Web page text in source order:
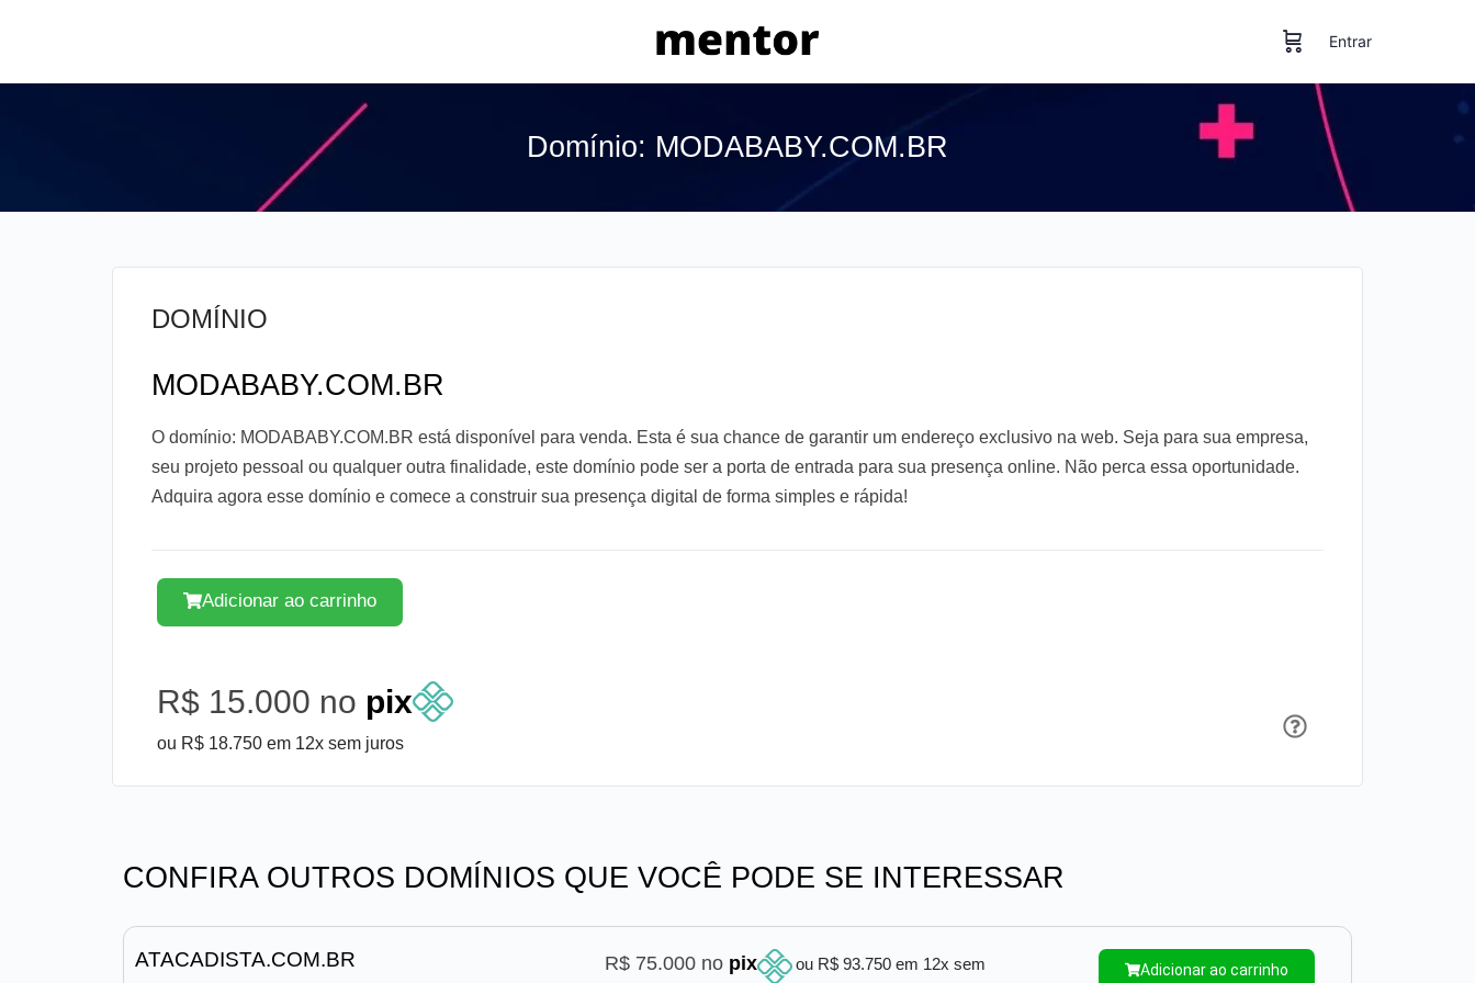
Entrar
Domínio: MODABABY.COM.BR
DOMÍNIO
MODABABY.COM.BR
O domínio: MODABABY.COM.BR está disponível para venda. Esta é sua chance de garantir um endereço exclusivo na web. Seja para sua empresa,
seu projeto pessoal ou qualquer outra finalidade, este domínio pode ser a porta de entrada para sua presença online. Não perca essa oportunidade.
Adquira agora esse domínio e comece a construir sua presença digital de forma simples e rápida!
Adicionar ao carrinho
R$ 15.000 no pix
ou R$ 18.750 em 12x sem juros
CONFIRA OUTROS DOMÍNIOS QUE VOCÊ PODE SE INTERESSAR
ATACADISTA.COM.BR R$ 75.000 no pix
ou R$ 93.750 em 12x sem
Adicionar ao carrinho